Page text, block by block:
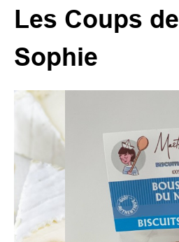
Les Coups de
Sophie